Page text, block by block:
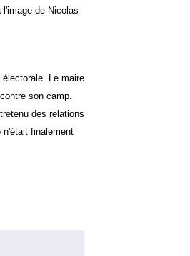
de Nicolas
Le maire
son camp.
des relations
finalement